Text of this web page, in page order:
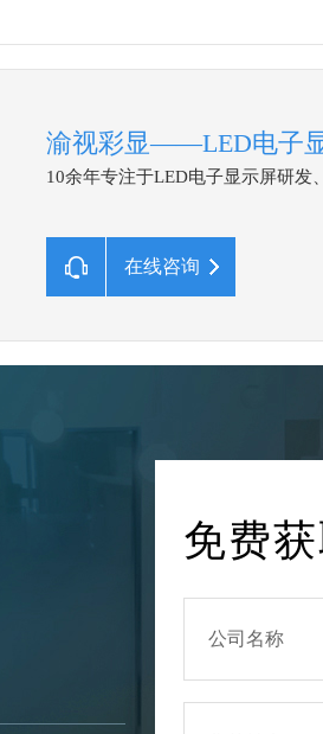
渝视彩显——LED电子
10余年专注于LED电子显示屏研发
在线咨询
免费